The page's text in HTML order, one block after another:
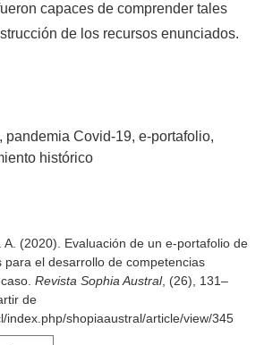
pandemia Covid-19 e-portafolio
histórico
A. (2020). Evaluación de un e-portafolio de
para el desarrollo de competencias
Revista Sophia Austral, (26), 131–
de
index.php/shopiaaustral/article/view/345
capaces de comprender tales
de los recursos enunciados.